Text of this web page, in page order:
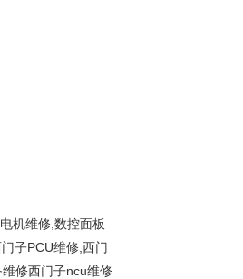
机维修,数控面板
子PCU维修,西门
修西门子ncu维修